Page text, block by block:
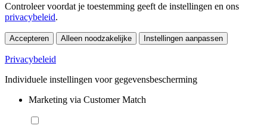
Controleer voordat je toestemming geeft de instellingen en ons
privacybeleid.
Accepteren Alleen noodzakelijke Instellingen aanpassen
Privacybeleid
Individuele instellingen voor gegevensbescherming
Marketing via Customer Match